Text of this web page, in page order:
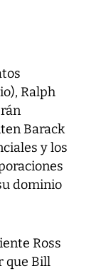
Ralph
Barack
y los
dominio
Ross
que Bill